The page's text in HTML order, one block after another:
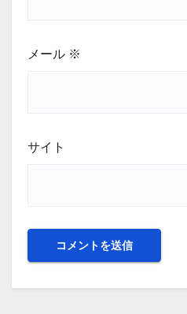
メール ※
サイト